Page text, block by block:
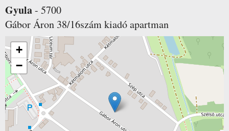
Gyula- 5700
Gábor Áron 38/16számkiadó apartman
+
−